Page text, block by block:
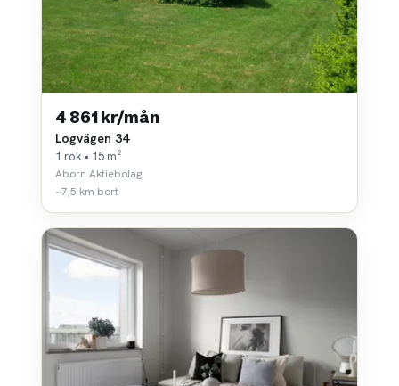
4 861 kr/mån
Logvägen 34
1 rok • 15 m²
Aborn Aktiebolag
~7,5 km bort